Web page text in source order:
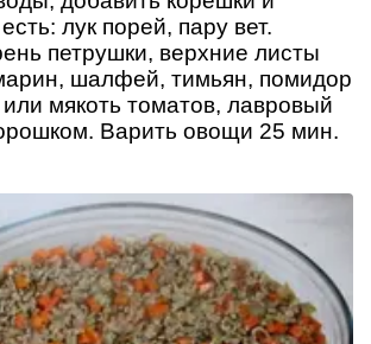
лук порей, пару вет.
петрушки, верхние листы
шалфей, тимьян, помидор
мякоть томатов, лавровый
Варить овощи 25 мин.